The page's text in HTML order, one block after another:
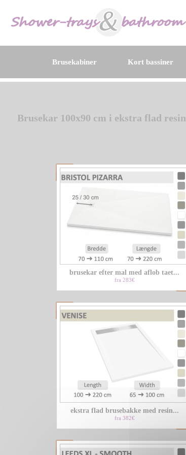
Brusekabiner Kort bassiner
Brusekar 100x90 cm i ekstra flad resin
brusekar efter mal med aflob taet...
fra 283€
ekstra flad brusebakke med resin...
fra 382€